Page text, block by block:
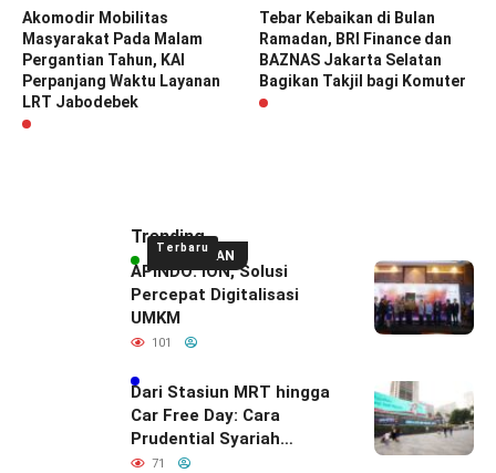
Akomodir Mobilitas
Masyarakat Pada Malam
Pergantian Tahun, KAI
Perpanjang Waktu Layanan
LRT Jabodebek
Tebar Kebaikan di Bulan
Ramadan, BRI Finance dan
BAZNAS Jakarta Selatan
Bagikan Takjil bagi Komuter
UNGGULAN
Terbaru
Trending
APINDO: ION, Solusi
Percepat Digitalisasi
UMKM
101
Dari Stasiun MRT hingga
Car Free Day: Cara
Prudential Syariah
Merayakan yang Nomor
71